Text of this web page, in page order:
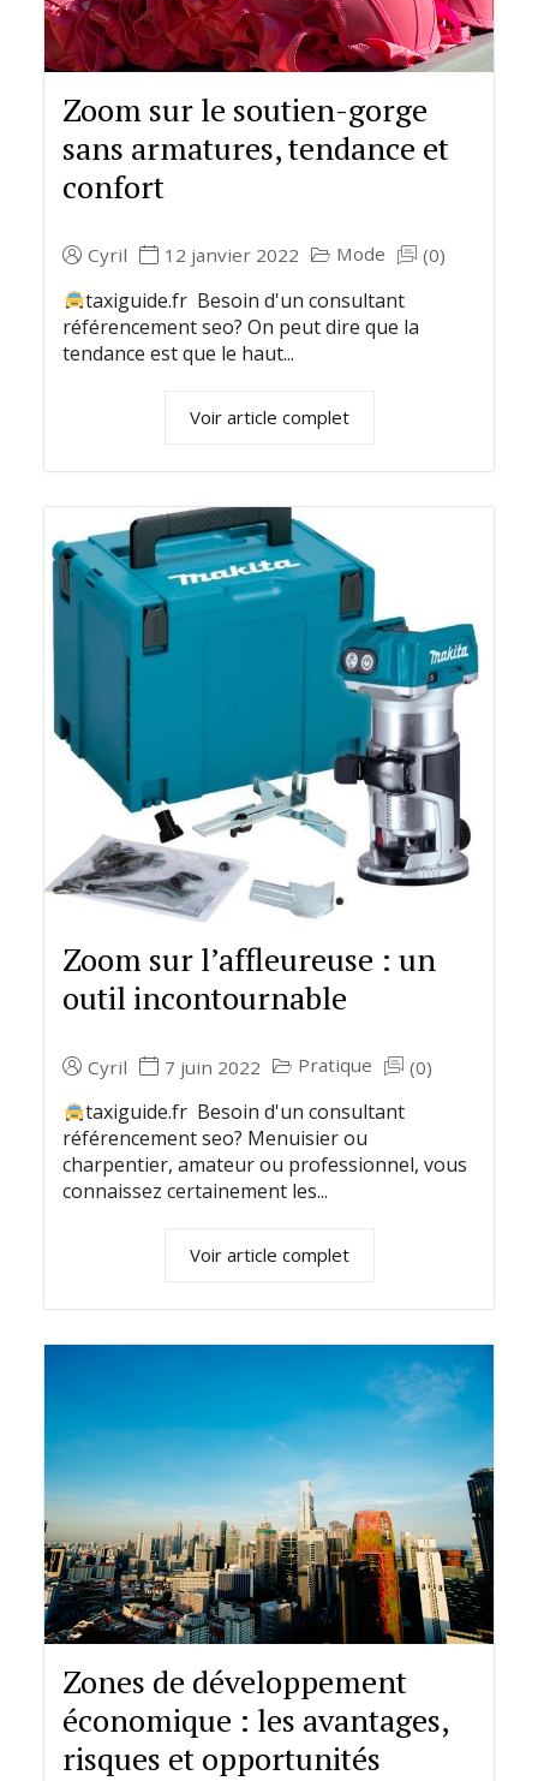
Zoom sur le soutien-gorge
sans armatures, tendance et
confort
Cyril 12 janvier 2022 Mode (0)
taxiguide.fr Besoin d'un consultant
référencement seo? On peut dire que la
tendance est que le haut...
Voir article complet
Zoom sur l’affleureuse : un
outil incontournable
Cyril 7 juin 2022 Pratique (0)
taxiguide.fr Besoin d'un consultant
référencement seo? Menuisier ou
charpentier, amateur ou professionnel, vous
connaissez certainement les...
Voir article complet
Zones de développement
économique : les avantages,
risques et opportunités